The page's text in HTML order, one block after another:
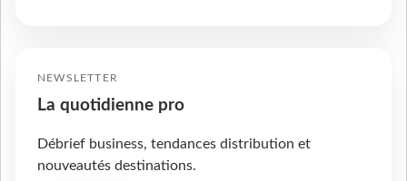
NEWSLETTER
La quotidienne pro
Débrief business, tendances distribution et
nouveautés destinations.